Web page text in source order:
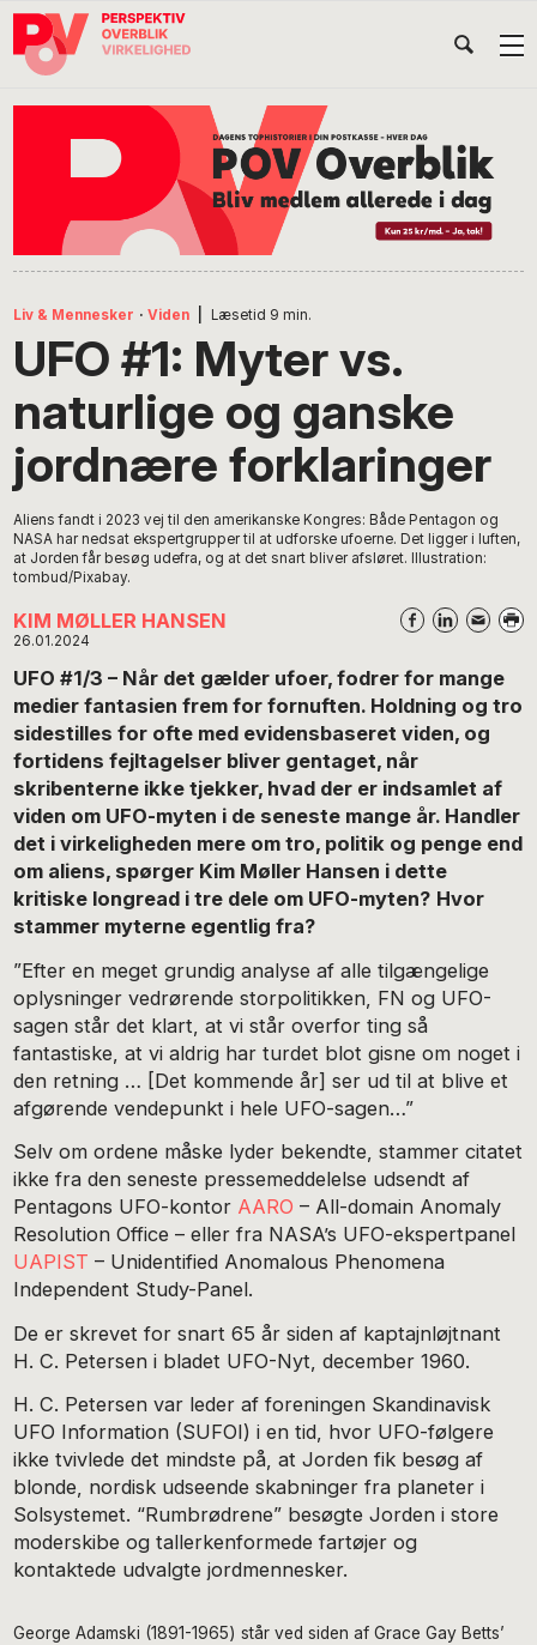
Gå
direkte
Skip
indhold
Gå
direkte
Liv & Mennesker · Viden Læsetid 9 min.
UFO #1: Myter vs.
naturlige og ganske
jordnære forklaringer
Aliens fandt i 2023 vej til den amerikanske Kongres: Både Pentagon og
NASA har nedsat ekspertgrupper til at udforske ufoerne. Det ligger i luften,
at Jorden får besøg udefra, og at det snart bliver afsløret. Illustration:
tombud/Pixabay.
KIM MØLLER HANSEN
26.01.2024
UFO #1/3 – Når det gælder ufoer, fodrer for mange
medier fantasien frem for fornuften. Holdning og tro
sidestilles for ofte med evidensbaseret viden, og
fortidens fejltagelser bliver gentaget, når
skribenterne ikke tjekker, hvad der er indsamlet af
viden om UFO-myten i de seneste mange år. Handler
det i virkeligheden mere om tro, politik og penge end
om aliens, spørger Kim Møller Hansen i dette
kritiske longread i tre dele om UFO-myten? Hvor
stammer myterne egentlig fra?
”Efter en meget grundig analyse af alle tilgængelige
oplysninger vedrørende storpolitikken, FN og UFO-
sagen står det klart, at vi står overfor ting så
fantastiske, at vi aldrig har turdet blot gisne om noget i
den retning … [Det kommende år] ser ud til at blive et
afgørende vendepunkt i hele UFO-sagen…”
Selv om ordene måske lyder bekendte, stammer citatet
ikke fra den seneste pressemeddelelse udsendt af
Pentagons UFO-kontor AARO – All-domain Anomaly
Resolution Office – eller fra NASA’s UFO-ekspertpanel
UAPIST – Unidentified Anomalous Phenomena
Independent Study-Panel.
De er skrevet for snart 65 år siden af kaptajnløjtnant
H. C. Petersen i bladet UFO-Nyt, december 1960.
H. C. Petersen var leder af foreningen Skandinavisk
UFO Information (SUFOI) i en tid, hvor UFO-følgere
ikke tvivlede det mindste på, at Jorden fik besøg af
blonde, nordisk udseende skabninger fra planeter i
Solsystemet. “Rumbrødrene” besøgte Jorden i store
moderskibe og tallerkenformede fartøjer og
kontaktede udvalgte jordmennesker.
George Adamski (1891-1965) står ved siden af Grace Gay Betts’